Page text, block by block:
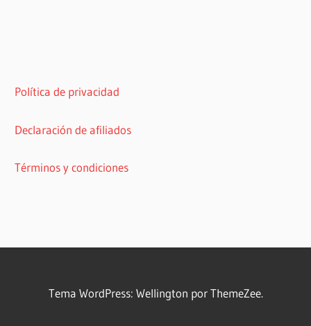
Política de privacidad
Declaración de afiliados
Términos y condiciones
Tema WordPress: Wellington por ThemeZee.